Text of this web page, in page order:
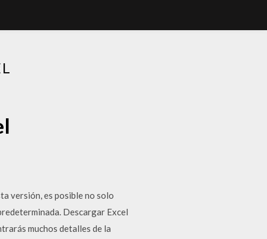
versión, es posible no solo
Descargar Excel
muchos detalles de la